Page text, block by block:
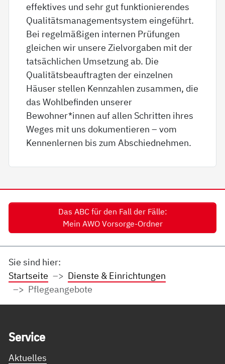
effektives und sehr gut funktionierendes
Qualitätsmanagementsystem eingeführt.
Bei regelmäßigen internen Prüfungen
gleichen wir unsere Zielvorgaben mit der
tatsächlichen Umsetzung ab. Die
Qualitätsbeauftragten der einzelnen
Häuser stellen Kennzahlen zusammen, die
das Wohlbefinden unserer
Bewohner*innen auf allen Schritten ihres
Weges mit uns dokumentieren – vom
Kennenlernen bis zum Abschiednehmen.
Das ABC für den Fall der Fälle:
Mein AWO Vorsorge-Ordner
Sie sind hier:
Startseite
Dienste & Einrichtungen
Pflegeangebote
Ser­vice
Aktuelles